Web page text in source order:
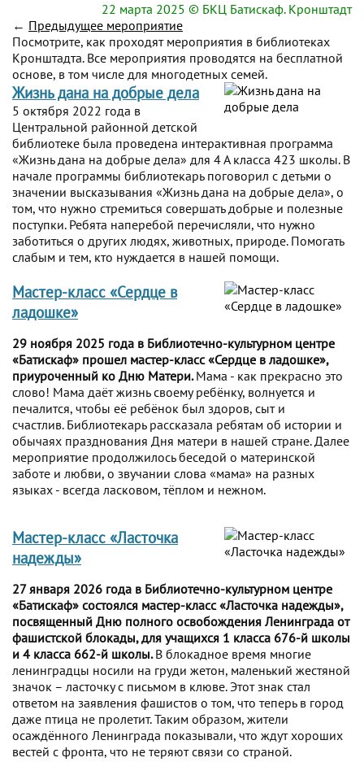
22 марта 2025 © БКЦ Батискаф. Кронштадт
← Предыдущее мероприятие
Посмотрите, как проходят мероприятия в библиотеках
Кронштадта. Все мероприятия проводятся на бесплатной
основе, в том числе для многодетных семей.
Жизнь дана на добрые дела
5 октября 2022 года в
Центральной районной детской
библиотеке была проведена интерактивная программа
«Жизнь дана на добрые дела» для 4 А класса 423 школы. В
начале программы библиотекарь поговорил с детьми о
значении высказывания «Жизнь дана на добрые дела», о
том, что нужно стремиться совершать добрые и полезные
поступки. Ребята наперебой перечисляли, что нужно
заботиться о других людях, животных, природе. Помогать
слабым и тем, кто нуждается в нашей помощи.
Мастер-класс «Сердце в
ладошке»
29 ноября 2025 года в Библиотечно-культурном центре
«Батискаф» прошел мастер-класс «Сердце в ладошке»,
приуроченный ко Дню Матери.Мама - как прекрасно это
слово! Мама даёт жизнь своему ребёнку, волнуется и
печалится, чтобы её ребёнок был здоров, сыт и
счастлив. Библиотекарь рассказала ребятам об истории и
обычаях празднования Дня матери в нашей стране. Далее
мероприятие продолжилось беседой о материнской
заботе и любви, о звучании слова «мама» на разных
языках - всегда ласковом, тёплом и нежном.
Мастер-класс «Ласточка
надежды»
27 января 2026 года в Библиотечно-культурном центре
«Батискаф» состоялся мастер-класс «Ласточка надежды»,
посвященный Дню полного освобождения Ленинграда от
фашистской блокады, для учащихся 1 класса 676-й школы
и 4 класса 662-й школы.В блокадное время многие
ленинградцы носили на груди жетон, маленький жестяной
значок – ласточку с письмом в клюве. Этот знак стал
ответом на заявления фашистов о том, что теперь в город
даже птица не пролетит. Таким образом, жители
осаждённого Ленинграда показывали, что ждут хороших
вестей с фронта, что не теряют связи со страной.